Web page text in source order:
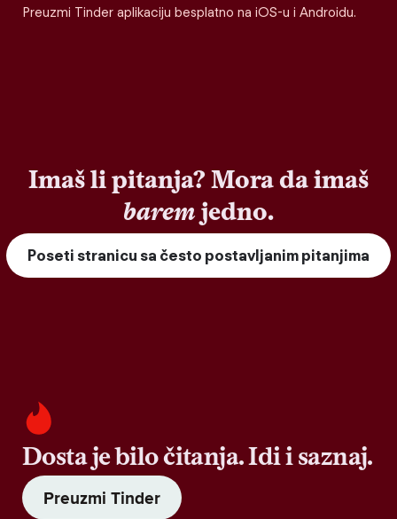
Preuzmi Tinder aplikaciju besplatno na iOS-u i Androidu.
Imaš li pitanja? Mora da imaš
baremjedno.
Poseti stranicu sa često postavljanim pitanjima
Dosta je bilo čitanja. Idi i saznaj.
Preuzmi Tinder